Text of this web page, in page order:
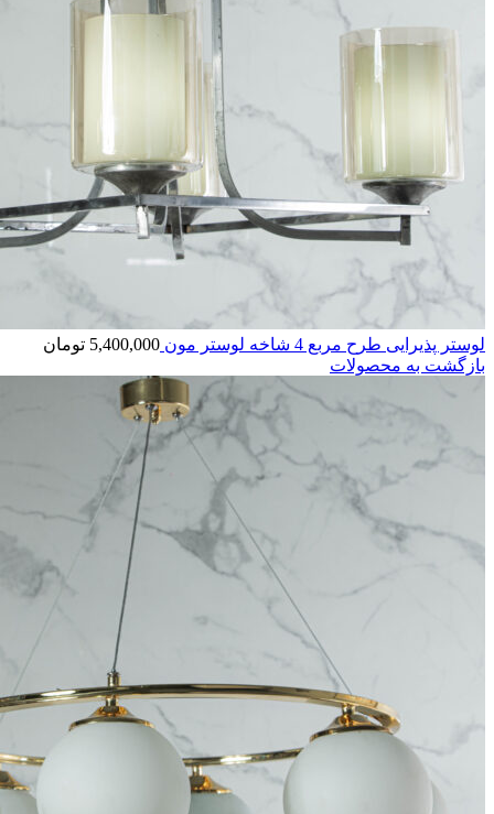
لوستر پذیرایی طرح مربع 4 شاخه لوستر مون 5,400,000 تومان
بازگشت به محصولات